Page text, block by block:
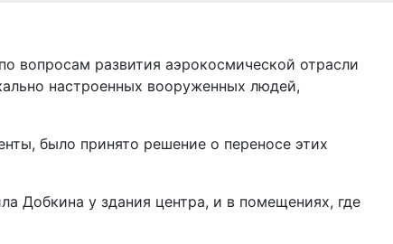
вопросам развития аэрокосмической отрасли
настроенных вооруженных людей,
было принято решение о переносе этих
Добкина у здания центра, и в помещениях, где